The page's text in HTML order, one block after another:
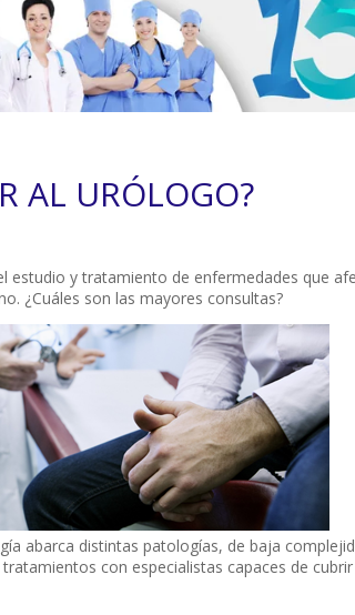
AL URÓLOGO?
estudio y tratamiento de enfermedades que
¿Cuáles son las mayores consultas?
abarca distintas patologías, de baja
con especialistas capaces de